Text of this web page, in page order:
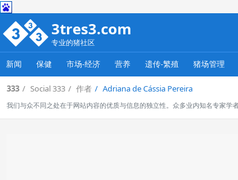
3tres3.com
专业的猪社区
新闻 保健 市场-经济 营养 遗传-繁殖 猪场管理
333 Social 333 作者 Adriana de Cássia Pereira
我们与众不同之处在于网站内容的优质与信息的独立性。众多业内知名专家学